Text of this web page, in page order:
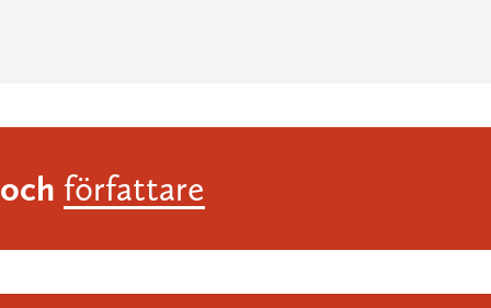
och författare